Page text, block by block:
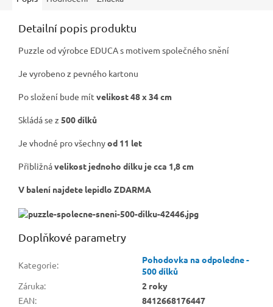
Detailní popis produktu
Puzzle od výrobce EDUCA s motivem společného snění
Je vyrobeno z pevného kartonu
Po složení bude mít velikost 48 x 34 cm
Skládá se z 500 dílků
Je vhodné pro všechnyod 11 let
Přibližnávelikost jednoho dílku je cca 1,8 cm
V balení najdete lepidlo ZDARMA
Doplňkové parametry
Kategorie:
Pohodovka na odpoledne -
500 dílků
Záruka:
2 roky
EAN:
8412668176447